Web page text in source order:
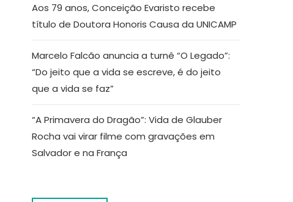
Aos 79 anos, Conceição Evaristo recebe
título de Doutora Honoris Causa da UNICAMP
Marcelo Falcão anuncia a turnê “O Legado”:
“Do jeito que a vida se escreve, é do jeito
que a vida se faz”
“A Primavera do Dragão”: Vida de Glauber
Rocha vai virar filme com gravações em
Salvador e na França